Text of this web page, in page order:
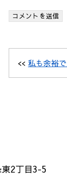
<< 私も余裕
2丁目3-5